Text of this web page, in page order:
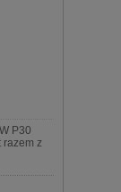
P30
razem z